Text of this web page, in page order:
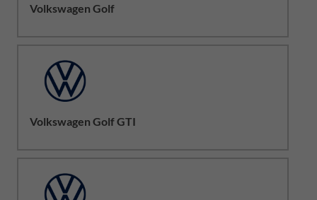
Volkswagen Golf
Volkswagen Golf GTI